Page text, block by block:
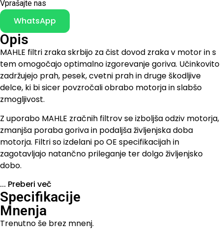
Vprašajte nas
WhatsApp
Opis
MAHLE filtri zraka skrbijo za čist dovod zraka v motor in s
tem omogočajo optimalno izgorevanje goriva. Učinkovito
zadržujejo prah, pesek, cvetni prah in druge škodljive
delce, ki bi sicer povzročali obrabo motorja in slabšo
zmogljivost.
Z uporabo MAHLE zračnih filtrov se izboljša odziv motorja,
zmanjša poraba goriva in podaljša življenjska doba
motorja. Filtri so izdelani po OE specifikacijah in
zagotavljajo natančno prileganje ter dolgo življenjsko
dobo.
... Preberi več
Specifikacije
Mnenja
Trenutno še brez mnenj.